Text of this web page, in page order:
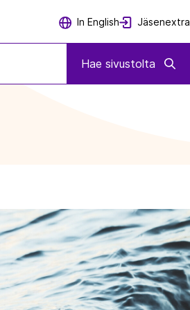
In English Jäsenextra
Hae sivustolta